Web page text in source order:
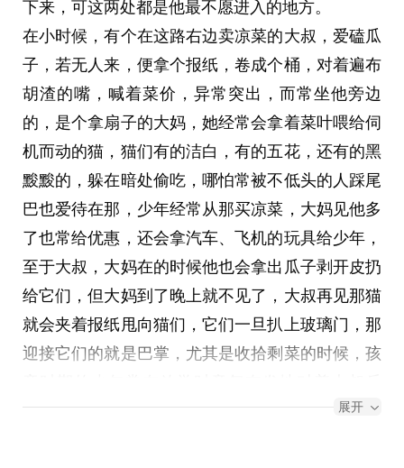
下来，可这两处都是他最不愿进入的地方。
在小时候，有个在这路右边卖凉菜的大叔，爱磕瓜
子，若无人来，便拿个报纸，卷成个桶，对着遍布
胡渣的嘴，喊着菜价，异常突出，而常坐他旁边
的，是个拿扇子的大妈，她经常会拿着菜叶喂给伺
机而动的猫，猫们有的洁白，有的五花，还有的黑
黢黢的，躲在暗处偷吃，哪怕常被不低头的人踩尾
巴也爱待在那，少年经常从那买凉菜，大妈见他多
了也常给优惠，还会拿汽车、飞机的玩具给少年，
至于大叔，大妈在的时候他也会拿出瓜子剥开皮扔
给它们，但大妈到了晚上就不见了，大叔再见那猫
就会夹着报纸甩向猫们，它们一旦扒上玻璃门，那
迎接它们的就是巴掌，尤其是收拾剩菜的时候，孩
责：“你怎么这样对它们！”，大叔只会摆出一副匪
展开